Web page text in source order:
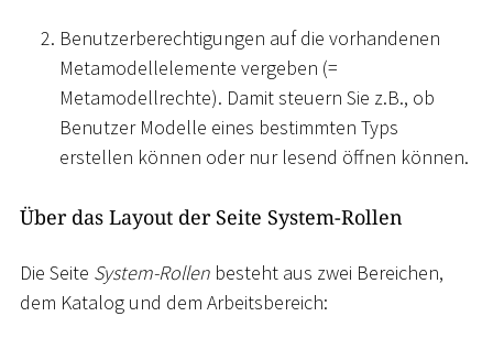
Benutzerberechtigungen auf die vorhandenen
Metamodellelemente vergeben (=
Metamodellrechte). Damit steuern Sie z.B., ob
Benutzer Modelle eines bestimmten Typs
erstellen können oder nur lesend öffnen können.
Über das Layout der Seite System-Rollen
Die Seite System-Rollen besteht aus zwei Bereichen,
dem Katalog und dem Arbeitsbereich: